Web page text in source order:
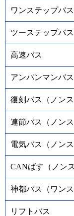
ワンステップバス
ツーステップバス
高速バス
アンパンマンバス
復刻バス（ノンス
連節バス（ノンス
電気バス（ノン
CANばす（ノン
神都バス（ワンス
リフトバス